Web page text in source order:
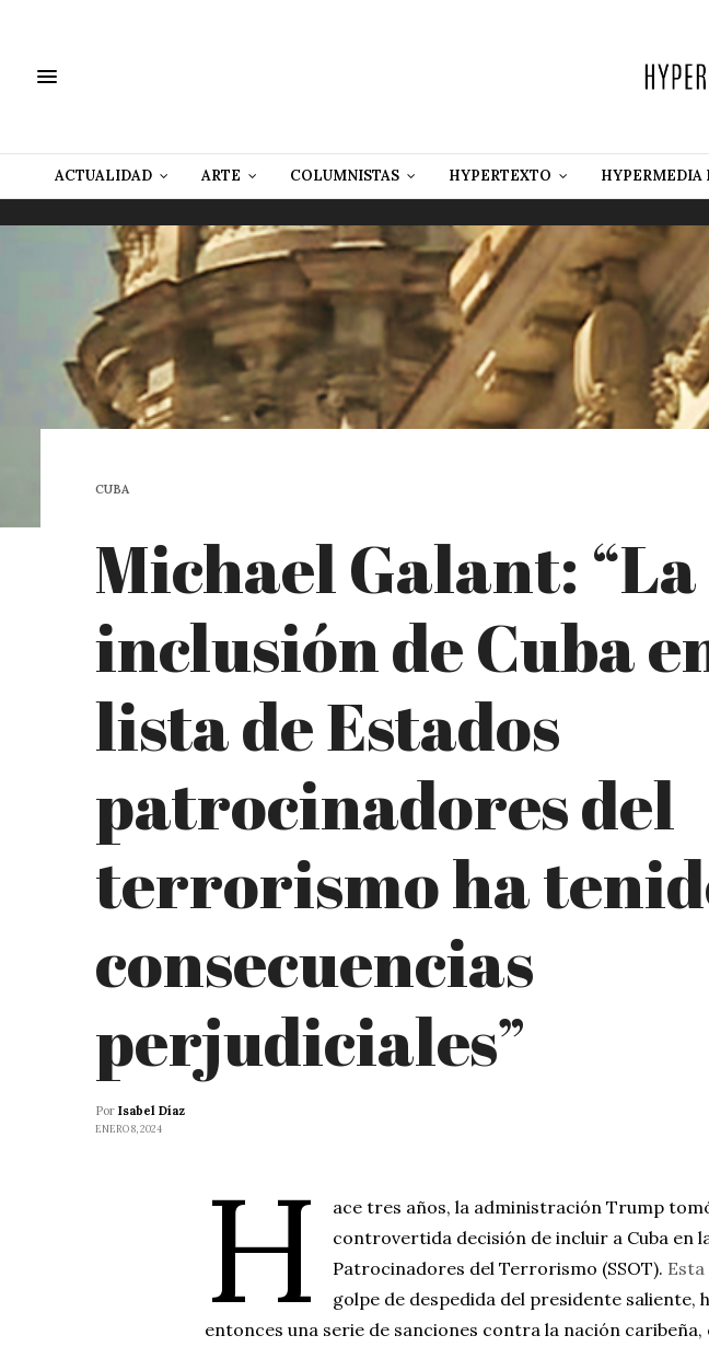
ACTUALIDAD ARTE COLUMNISTAS HYPERTEXTO HYPERMEDIA
CUBA
Michael Galant: “La
inclusión de Cuba
lista de Estados
patrocinadores del
terrorismo ha
consecuencias
perjudiciales”
Por Isabel Díaz
ENERO 8, 2024
H
ace tres años, la administración Trump
controvertida decisión de incluir a Cuba en
Patrocinadores del Terrorismo (SSOT).
golpe de despedida del presidente saliente,
entonces una serie de sanciones contra la nación